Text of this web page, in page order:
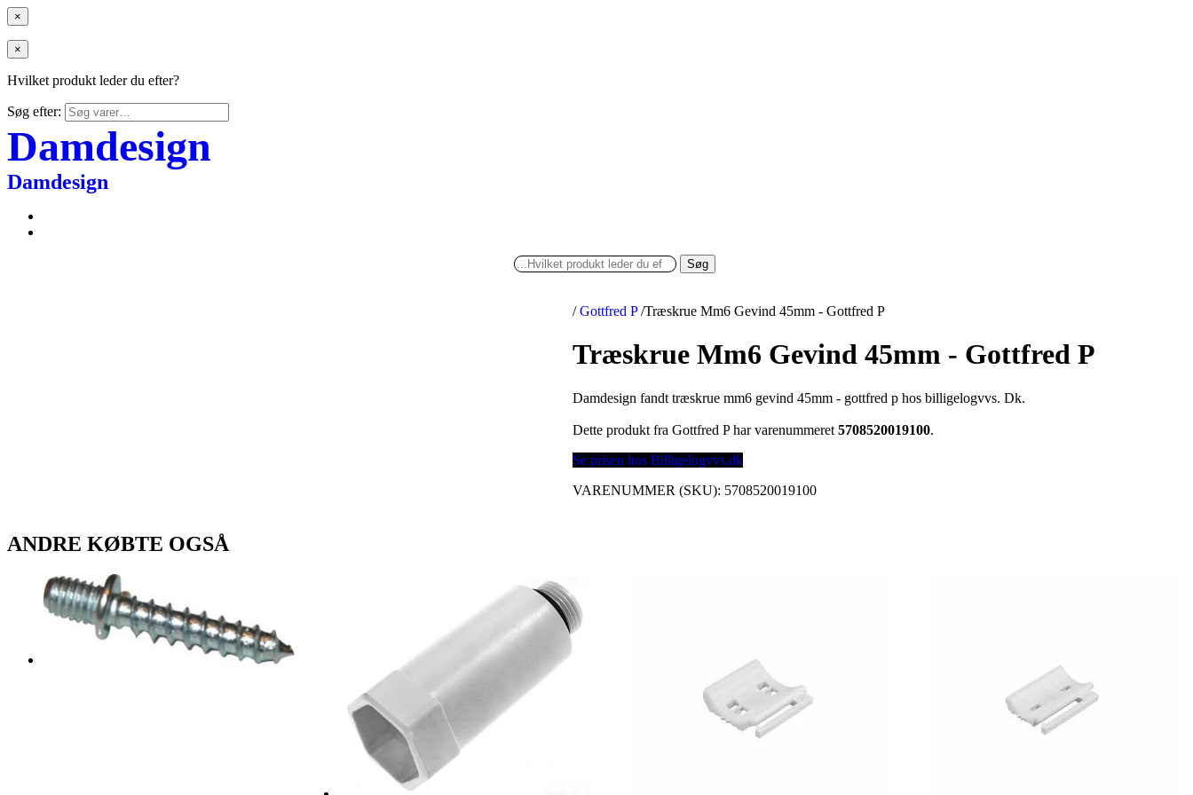
×
×
Hvilket produkt leder du efter?
Søg efter:
Damdesign
Damdesign
Søg
/ Gottfred P /Træskrue Mm6 Gevind 45mm - Gottfred P
Træskrue Mm6 Gevind 45mm - Gottfred P
Damdesign fandt træskrue mm6 gevind 45mm - gottfred p hos billigelogvvs. Dk.
Dette produkt fra Gottfred P har varenummeret5708520019100.
Se prisen hos Billigelogvvs.dk
VARENUMMER (SKU): 5708520019100
ANDRE KØBTE OGSÅ